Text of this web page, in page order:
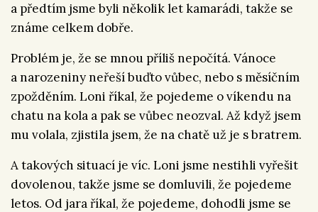
a předtím jsme byli několik let kamarádi, takže se
známe celkem dobře.
Problém je, že se mnou příliš nepočítá. Vánoce
a narozeniny neřeší buďto vůbec, nebo s měsíčním
zpožděním. Loni říkal, že pojedeme o víkendu na
chatu na kola a pak se vůbec neozval. Až když jsem
mu volala, zjistila jsem, že na chatě už je s bratrem.
A takových situací je víc. Loni jsme nestihli vyřešit
dovolenou, takže jsme se domluvili, že pojedeme
letos. Od jara říkal, že pojedeme, dohodli jsme se